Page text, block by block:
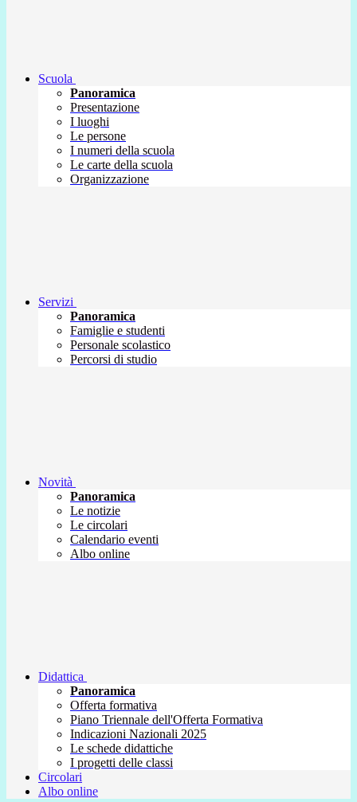
Scuola
Panoramica
Presentazione
I luoghi
Le persone
I numeri della scuola
Le carte della scuola
Organizzazione
Servizi
Panoramica
Famiglie e studenti
Personale scolastico
Percorsi di studio
Novità
Panoramica
Le notizie
Le circolari
Calendario eventi
Albo online
Didattica
Panoramica
Offerta formativa
Piano Triennale dell'Offerta Formativa
Indicazioni Nazionali 2025
Le schede didattiche
I progetti delle classi
Circolari
Albo online